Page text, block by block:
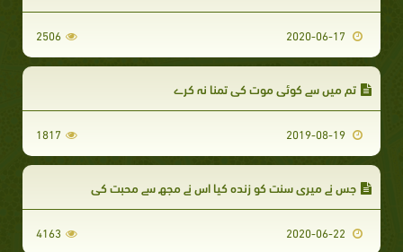
2506
تم میں سے کوئی موت کی تمنا نہ کرے
1817
جس نے میری سنت کو زندہ کیا اس نے مجھ سے محبت کی
4163